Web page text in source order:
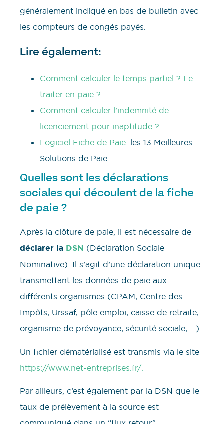
généralement indiqué en bas de bulletin avec
les compteurs de congés payés.
Lire également:
Comment calculer le temps partiel ? Le
traiter en paie ?
Comment calculer l’indemnité de
licenciement pour inaptitude ?
Logiciel Fiche de Paie: les 13 Meilleures
Solutions de Paie
Quelles sont les déclarations
sociales qui découlent de la fiche
de paie ?
Après la clôture de paie, il est nécessaire de
déclarer la DSN (Déclaration Sociale
Nominative). Il s’agit d’une déclaration unique
transmettant les données de paie aux
différents organismes (CPAM, Centre des
Impôts, Urssaf, pôle emploi, caisse de retraite,
organisme de prévoyance, sécurité sociale, …) .
Un fichier dématérialisé est transmis via le site
https://www.net-entreprises.fr/.
Par ailleurs, c’est également par la DSN que le
taux de prélèvement à la source est